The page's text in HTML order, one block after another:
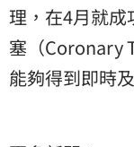
理，在4月就成
塞（Coronary
能夠得到即時